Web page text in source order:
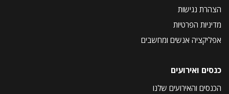
הצהרת נגישות
מדיניות הפרטיות
אפליקציה אנשים ומחשבים
כנסים ואירועים
הכנסים והאירועים שלנו